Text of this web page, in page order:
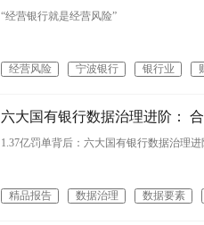
“经营银行就是经营风险”
经营风险 宁波银行 银行业
六大国有银行数据治理进阶：
1.37亿罚单背后：六大国有银行数据治理进
精品报告 数据治理 数据要素